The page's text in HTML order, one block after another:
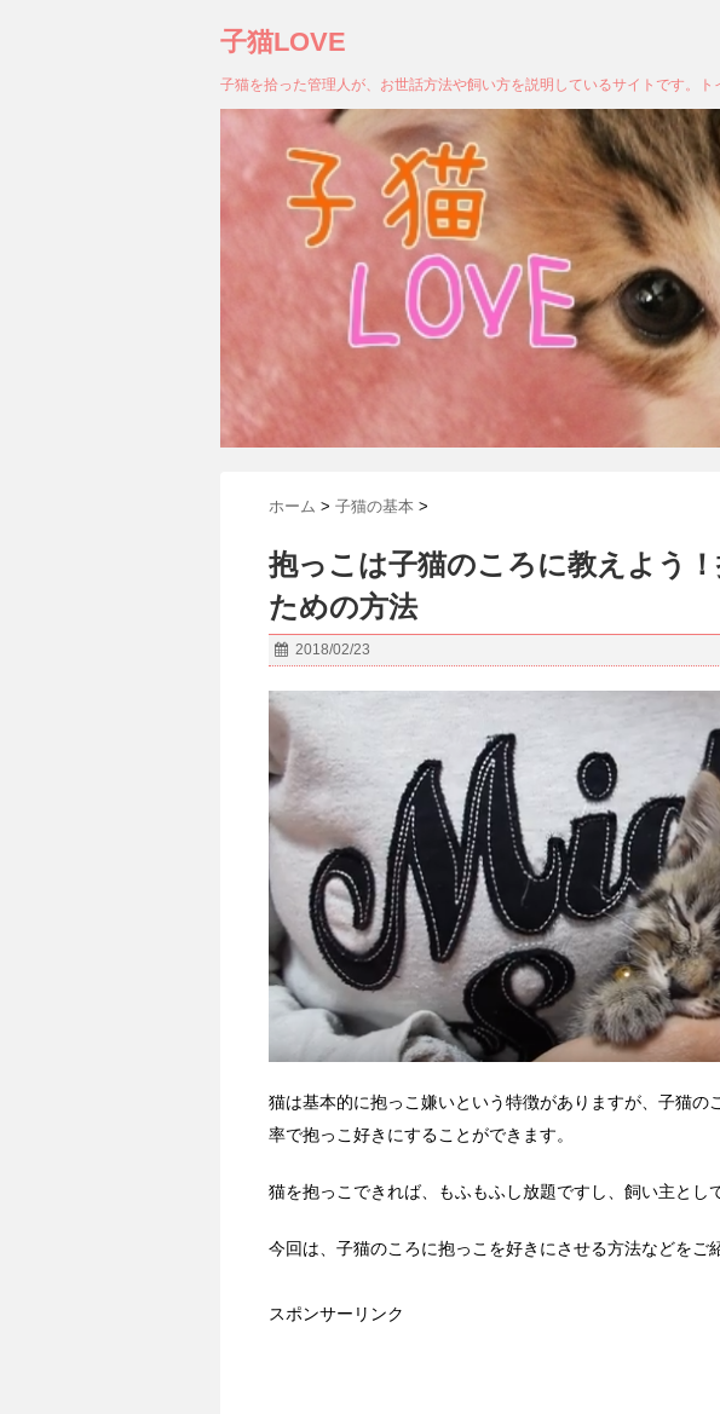
子猫LOVE
子猫を拾った管理人が、お世話方法や飼い方を説明しているサイトです。
ホーム > 子猫の基本 >
抱っこは子猫のころに教えよう
ための方法
2018/02/23
猫は基本的に抱っこ嫌いという特徴がありますが、子猫の
率で抱っこ好きにすることができます。
猫を抱っこできれば、もふもふし放題ですし、飼い主とし
今回は、子猫のころに抱っこを好きにさせる方法などをご
スポンサーリンク